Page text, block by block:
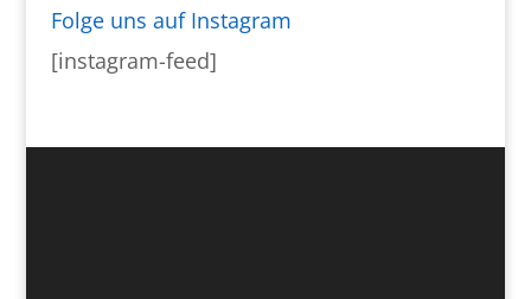
Folge uns auf Instagram
[instagram-feed]